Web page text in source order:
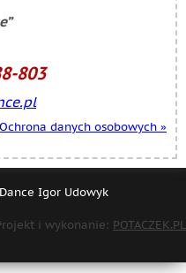
803
Ochrona danych osobowych »
Igor Udowyk
i wykonanie: POTACZEK.PL